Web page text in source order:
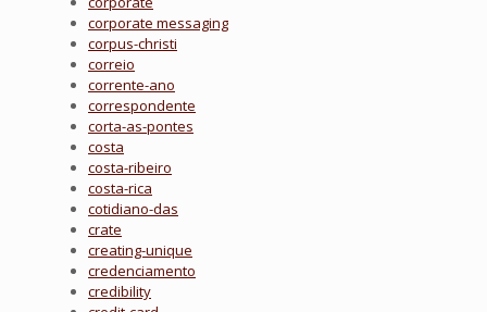
corporate messaging
corpus-christi
correio
corrente-ano
correspondente
corta-as-pontes
costa
costa-ribeiro
costa-rica
cotidiano-das
crate
creating-unique
credenciamento
credibility